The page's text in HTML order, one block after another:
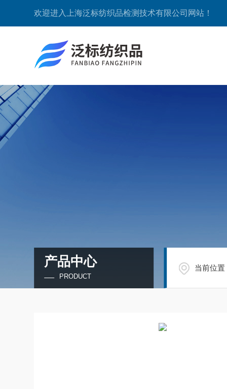
欢迎进入上海泛标纺织品检测技术有限公司网站！
产品中心
PRODUCT
当前位置